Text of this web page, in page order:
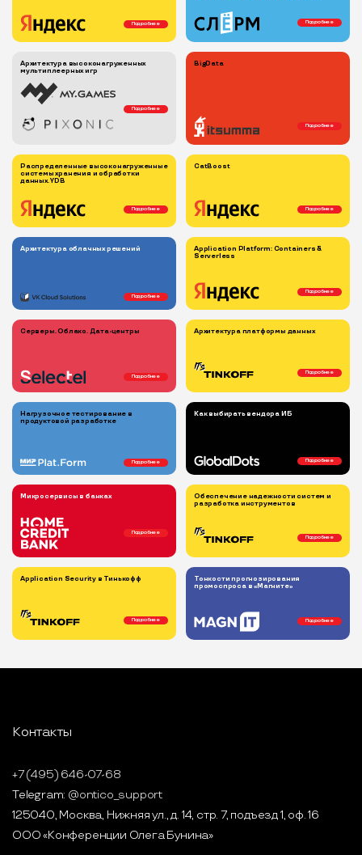
Подробнее Подробнее
Архитектура высоконагруженных
мультиплеерных игр
Подробнее
BigData
Подробнее
Распределенные высоконагруженные
системы хранения и обработки
данных. YDB
Подробнее
CatBoost
Подробнее
Архитектура облачных решений
Подробнее
Application Platform: Containers &
Serverless
Подробнее
Серверы. Облако. Дата-центры
Подробнее
Архитектура платформы данных
Подробнее
Нагрузочное тестирование в
продуктовой разработке
Подробнее
Как выбирать вендора ИБ
Подробнее
Микросервисы в банках
Подробнее
Обеспечение надежности систем и
разработка инструментов
Подробнее
Application Security в Тинькофф
Подробнее
Тонкости прогнозирования
промоспроса в «Магните»
Подробнее
Контакты
+7 (495) 646-07-68
Telegram: @ontico_support
125040, Москва, Нижняя ул., д. 14, стр. 7, подъезд 1, оф. 16
ООО «Конференции Олега Бунина»